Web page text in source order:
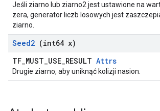
Jeśli ziarno lub ziarno2 jest ustawione na
zera, generator liczb losowych jest
ziarno.
Seed2 (int64 x)
TF_MUST_USE_RESULT Attrs
Drugie ziarno, aby uniknąć kolizji nasion.